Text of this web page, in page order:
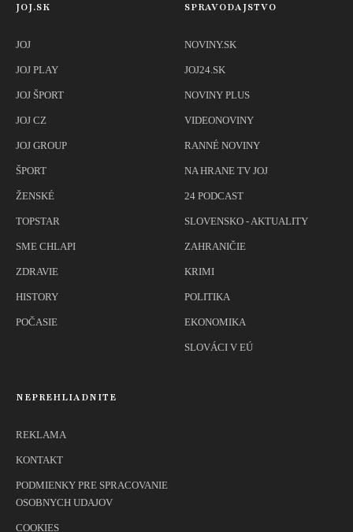
JOJ.SK
JOJ
JOJ PLAY
JOJ ŠPORT
JOJ CZ
JOJ GROUP
ŠPORT
ŽENSKÉ
TOPSTAR
SME CHLAPI
ZDRAVIE
HISTORY
POČASIE
SPRAVODAJSTVO
NOVINY.SK
JOJ24.SK
NOVINY PLUS
VIDEONOVINY
RANNÉ NOVINY
NA HRANE TV JOJ
24 PODCAST
SLOVENSKO - AKTUALITY
ZAHRANIČIE
KRIMI
POLITIKA
EKONOMIKA
SLOVÁCI V EÚ
NEPREHLIADNITE
REKLAMA
KONTAKT
PODMIENKY PRE SPRACOVANIE
OSOBNYCH UDAJOV
COOKIES